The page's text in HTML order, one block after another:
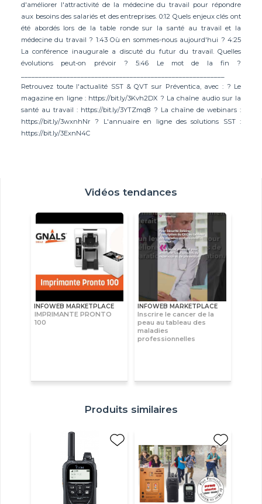
d'améliorer l'attractivité de la médecine du travail pour répondre
aux besoins des salariés et des entreprises. 0:12 Quels enjeux clés ont
été abordés lors de la table ronde sur la santé au travail et la
médecine du travail ? 1:43 Où en sommes-nous aujourd'hui ? 4:25
La conférence inaugurale a discuté du futur du travail. Quelles
évolutions peut-on prévoir ? 5:46 Le mot de la fin ?
Retrouvez toute l'actualité SST & QVT sur Préventica, avec : ? Le
magazine en ligne : https://bit.ly/3Kvh2DX ? La chaîne audio sur la
santé au travail : https://bit.ly/3YTZmq8 ? La chaîne de webinars :
https://bit.ly/3wxnhNr ? L'annuaire en ligne des solutions SST :
https://bit.ly/3ExnN4C
Vidéos tendances
INFOWEB MARKETPLACE
IMPRIMANTE PRONTO
100
INFOWEB MARKETPLACE
Inscrire le cancer de la
peau au tableau des
maladies
professionnelles
Produits similaires